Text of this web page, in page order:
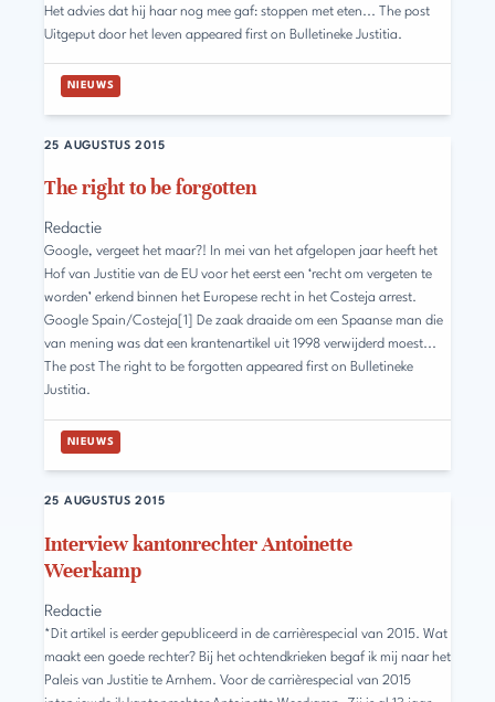
Het advies dat hij haar nog mee gaf: stoppen met eten... The post
Uitgeput door het leven appeared first on Bulletineke Justitia.
NIEUWS
The right to be forgotten
25 AUGUSTUS 2015
Redactie
Google, vergeet het maar?! In mei van het afgelopen jaar heeft het
Hof van Justitie van de EU voor het eerst een ‘recht om vergeten te
worden’ erkend binnen het Europese recht in het Costeja arrest.
Google Spain/Costeja[1] De zaak draaide om een Spaanse man die
van mening was dat een krantenartikel uit 1998 verwijderd moest...
The post The right to be forgotten appeared first on Bulletineke
Justitia.
NIEUWS
Interview kantonrechter Antoinette
Weerkamp
25 AUGUSTUS 2015
Redactie
*Dit artikel is eerder gepubliceerd in de carrièrespecial van 2015. Wat
maakt een goede rechter? Bij het ochtendkrieken begaf ik mij naar het
Paleis van Justitie te Arnhem. Voor de carrièrespecial van 2015